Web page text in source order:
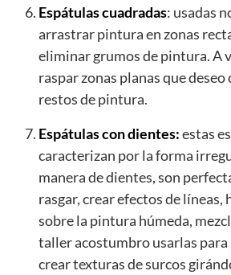
Espátulas cuadradas: usadas
arrastrar pintura en zonas
eliminar grumos de pintura. A
raspar zonas planas que
restos de pintura.
Espátulas con dientes:estas
caracterizan por la forma
manera de dientes, son
rasgar, crear efectos de líneas,
sobre la pintura húmeda,
taller acostumbro usarlas para
crear texturas de surcos